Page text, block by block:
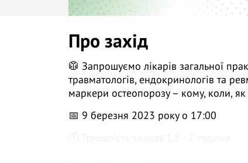
Про захід
🥼 Запрошуємо лікарів загальної
травматологів, ендокринологів та
маркери остеопорозу – кому, коли, як
📅 9 березня 2023 року о 17:00